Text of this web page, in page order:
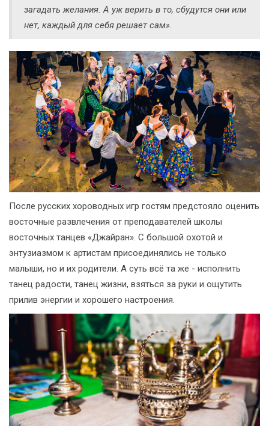
загадать желания. А уж верить в то, сбудутся они или
нет, каждый для себя решает сам».
После русских хороводных игр гостям предстояло оценить
восточные развлечения от преподавателей школы
восточных танцев «Джайран». С большой охотой и
энтузиазмом к артистам присоединялись не только
малыши, но и их родители. А суть всё та же - исполнить
танец радости, танец жизни, взяться за руки и ощутить
прилив энергии и хорошего настроения.